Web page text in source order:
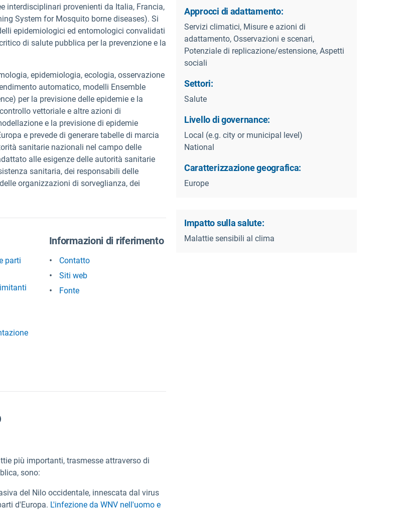
interdisciplinari provenienti da Italia, Francia,
System for Mosquito borne diseases). Si
epidemiologici ed entomologici convalidati
di salute pubblica per la prevenzione e la
epidemiologia, ecologia, osservazione
automatico, modelli Ensemble
per la previsione delle epidemie e la
vettoriale e altre azioni di
e la previsione di epidemie
e prevede di generare tabelle di marcia
sanitarie nazionali nel campo delle
alle esigenze delle autorità sanitarie
sanitaria, dei responsabili delle
organizzazioni di sorveglianza, dei
parti
Informazioni di riferimento
Contatto
Siti web
Fonte
più importanti, trasmesse attraverso di
sono:
del Nilo occidentale, innescata dal virus
d'Europa. L'infezione da WNV nell'uomo e
Approcci di adattamento:
Servizi climatici, Misure e azioni di
adattamento, Osservazioni e scenari,
Potenziale di replicazione/estensione, Aspetti
sociali
Settori:
Salute
Livello di governance:
Local (e.g. city or municipal level)
National
Caratterizzazione geografica:
Europe
Impatto sulla salute:
Malattie sensibili al clima